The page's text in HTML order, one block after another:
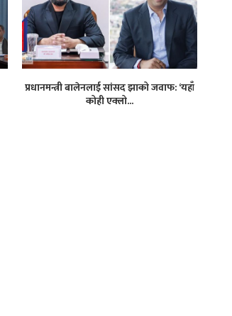
प्रधानमन्त्री बालेनलाई सांसद झाको जवाफ: ‘यहाँ
कोही एक्लो...